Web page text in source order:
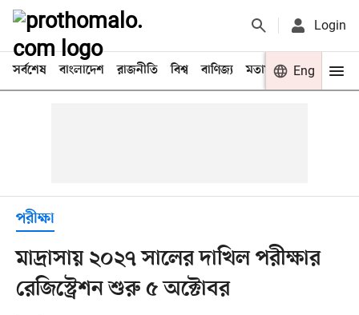
Login
সর্বশেষ বাংলাদেশ রাজনীতি বিশ্ব বাণিজ্য মতামত খেলা
Eng
পরীক্ষা
মাদ্রাসায় ২০২৭ সালের দাখিল পরীক্ষার
রেজিস্ট্রেশন শুরু ৫ অক্টোবর